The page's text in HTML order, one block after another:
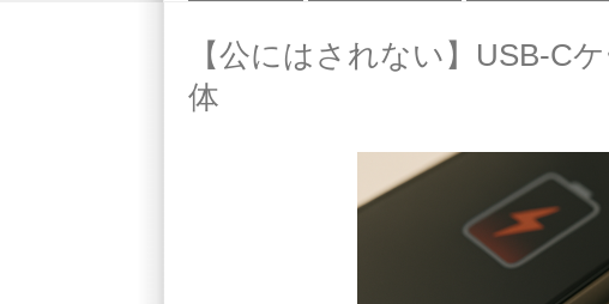
【公にはされない】USB‑C
体